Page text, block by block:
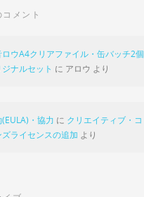
メント
ウA4クリアファイル・缶バッチ2個
ジナルセット に アロウ より
・協力 に クリエイティブ・コ
ズライセンスの追加 より